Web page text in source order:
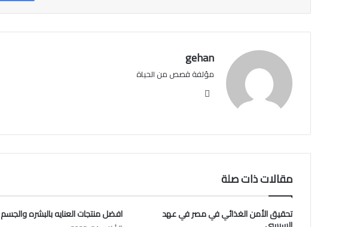
gehan
مؤلفة قصص من الحياة‏
مقالات ذات صلة
تحقيق الأمن الغذائي في مصر في عهد افضل منتجات العنايه بالبشره والجسم